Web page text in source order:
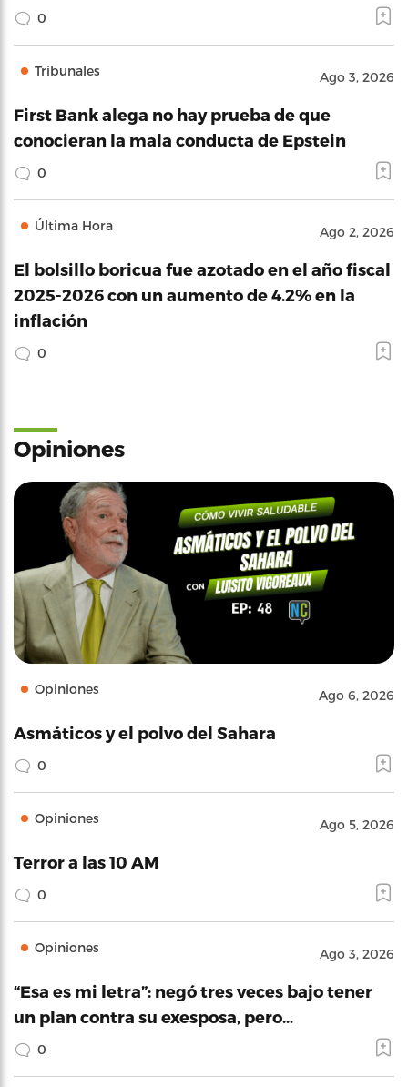
0
Tribunales Ago 3, 2026
First Bank alega no hay prueba de que
conocieran la mala conducta de Epstein
0
Última Hora Ago 2, 2026
El bolsillo boricua fue azotado en el año fiscal
2025-2026 con un aumento de 4.2% en la
inflación
0
Opiniones
Opiniones Ago 6, 2026
Asmáticos y el polvo del Sahara
0
Opiniones Ago 5, 2026
Terror a las 10 AM
0
Opiniones Ago 3, 2026
“Esa es mi letra”: negó tres veces bajo tener
un plan contra su exesposa, pero…
0